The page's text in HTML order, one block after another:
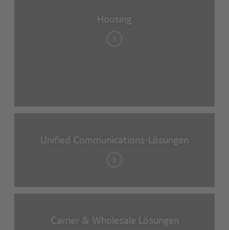
Housing
Unified Communications-Lösungen
Carrier & Wholesale Lösungen